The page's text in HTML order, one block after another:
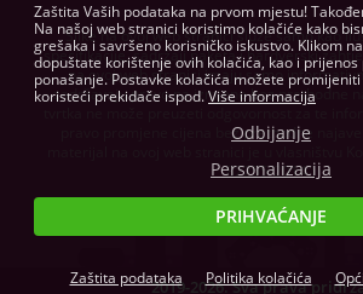
Slike na ovoj web stranici služe samo kao
specifikacije, sadržaji paketa i hardverski
na ovoj web stranici imaju samo
zadržavaju pravo na izmjene bez prethodne
pravo promjene cijena bez prethodne
82255/2014.)
2019-2026. Sva prava
Zaštita Vaših podataka na prvom mjestu!
Na našoj web stranici koristimo kolačiće kako
grešaka i savršeno korisničko iskustvo. Klikom
dopuštate korištenje ovih kolačića, kao i prijenos
ponašanje. Postavke kolačića možete
koristeći prekidače ispod.Više informacija
Odbijanje
Personalizacija
PRIHVAĆANJE
Zaštita podataka Politika kolačića